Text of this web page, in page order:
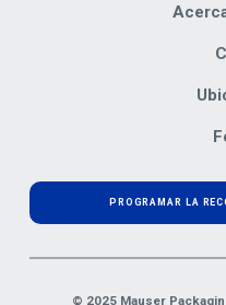
PROGRAMAR LA
© 2025 Mauser